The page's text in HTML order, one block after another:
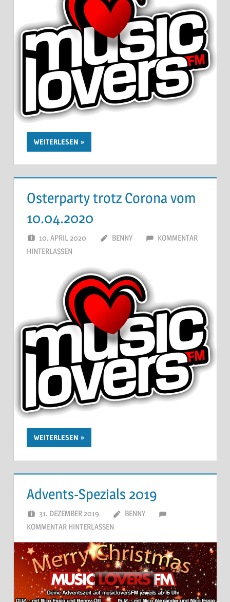
WEITERLESEN
Osterparty trotz Corona vom
10.04.2020
10. APRIL 2020 BENNY
KOMMENTAR
HINTERLASSEN
WEITERLESEN
Advents-Spezials 2019
31. DEZEMBER 2019
BENNY
KOMMENTAR HINTERLASSEN